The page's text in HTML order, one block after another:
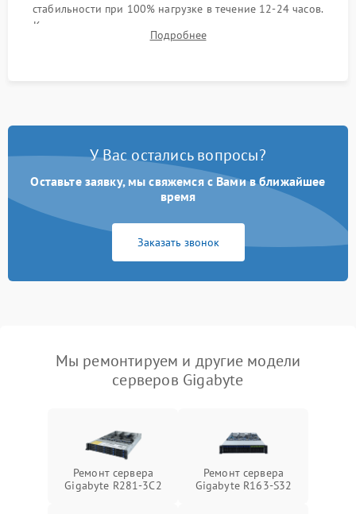
стабильности при 100% нагрузке в течение 12-24 часов.
Контроль температурных режимов, проверка отсутствия
троттлинга и подготовка сервера к выдаче.
Подробнее
У Вас остались вопросы?
Оставьте заявку, мы свяжемся с Вами в ближайшее
время
Заказать звонок
Мы ремонтируем и другие модели
серверов Gigabyte
Ремонт сервера
Gigabyte R281-3C2
Ремонт сервера
Gigabyte R163-S32